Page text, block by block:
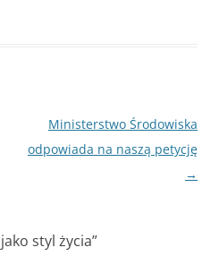
Ministerstwo Środowiska
odpowiada na naszą petycję
→
styl życia”